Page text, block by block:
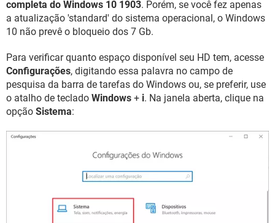
completa do Windows 10 1903. Porém, se você fez apenas
a atualização 'standard' do sistema operacional, o Windows
10 não prevê o bloqueio dos 7 Gb.
Para verificar quanto espaço disponível seu HD tem, acesse
Configurações, digitando essa palavra no campo de
pesquisa da barra de tarefas do Windows ou, se preferir, use
o atalho de teclado Windows + i. Na janela aberta, clique na
opção Sistema: